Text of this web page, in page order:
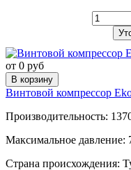
от 0 руб
В корзину
Винтовой компрессор
Производительность:
Максимальное давление:
Страна происхождения: